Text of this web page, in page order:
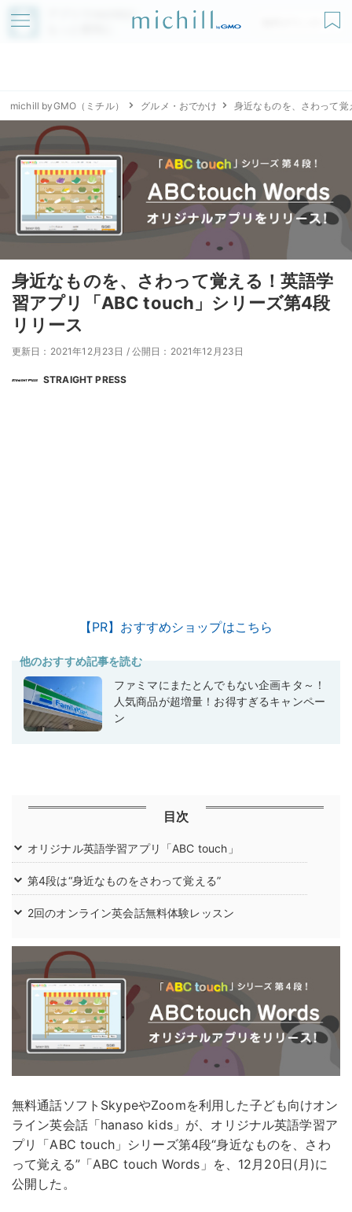
アプリでmichillが
無料ダウンロード
michill byGMO（ミチル） グルメ・おでかけ 身近なものを、さわって
身近なものを、さわって覚える！英語学
習アプリ「ABC touch」シリーズ第4段
リリース
更新日：2021年12月23日 / 公開日：2021年12月23日
STRAIGHT PRESS
【PR】おすすめショップはこちら
他のおすすめ記事を読む
ファミマにまたとんでもない企画キタ～！
人気商品が超増量！お得すぎるキャンペー
ン
目次
オリジナル英語学習アプリ「ABC touch」
第4段は“身近なものをさわって覚える”
2回のオンライン英会話無料体験レッスン
無料通話ソフトSkypeやZoomを利用した子ども向けオン
ライン英会話「hanaso kids」が、オリジナル英語学習ア
プリ「ABC touch」シリーズ第4段“身近なものを、さわ
って覚える”「ABC touch Words」を、12月20日(月)に
公開した。